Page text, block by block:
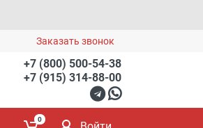
Заказать звонок
+7 (800) 500-54-38
+7 (915) 314-88-00
0